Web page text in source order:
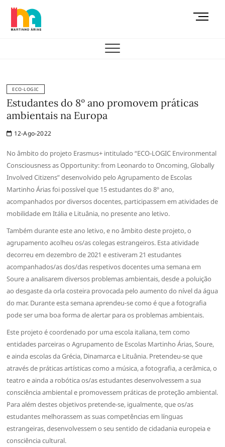
Skip
content
M
ECO-LOGIC
Estudantes do 8º ano promovem práticas
ambientais na Europa
12-Ago-2022
No âmbito do projeto Erasmus+ intitulado “ECO-LOGIC Environmental
Consciousness as Opportunity: from Leonardo to Oncoming, Globally
Involved Citizens” desenvolvido pelo Agrupamento de Escolas
Martinho Árias foi possível que 15 estudantes do 8º ano,
acompanhados por diversos docentes, participassem em atividades de
mobilidade em Itália e Lituânia, no presente ano letivo.
Também durante este ano letivo, e no âmbito deste projeto, o
agrupamento acolheu os/as colegas estrangeiros. Esta atividade
decorreu em dezembro de 2021 e estiveram 21 estudantes
acompanhados/as dos/das respetivos docentes uma semana em
Soure a analisarem diversos problemas ambientais, desde a poluição
ao desgaste da orla costeira provocada pelo aumento do nível da água
do mar. Durante esta semana aprendeu-se como é que a fotografia
pode ser uma boa forma de alertar para os problemas ambientais.
Este projeto é coordenado por uma escola italiana, tem como
entidades parceiras o Agrupamento de Escolas Martinho Árias, Soure,
e ainda escolas da Grécia, Dinamarca e Lituânia. Pretendeu-se que
através de práticas artísticas como a música, a fotografia, a cerâmica, o
teatro e ainda a robótica os/as estudantes desenvolvessem a sua
consciência ambiental e promovessem práticas de proteção ambiental.
Para além destes objetivos pretende-se, igualmente, que os/as
estudantes melhorassem as suas competências em línguas
estrangeiras, desenvolvessem o seu sentido de cidadania europeia e
consciência cultural.